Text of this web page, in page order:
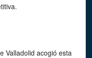
Valladolid acogió esta